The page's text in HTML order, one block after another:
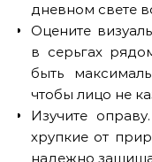
дневном свете
Оцените
в серьгах
быть
чтобы лицо не
Изучите
хрупкие от
надежно